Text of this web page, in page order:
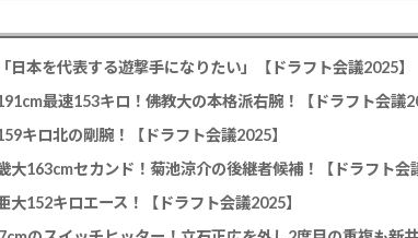
日本を代表する遊撃手になりたい」【ドラフト会議2025】
最速153キロ！佛教大の本格派右腕！【ドラフト会議
キロ北の剛腕！【ドラフト会議2025】
大163cmセカンド！菊池涼介の後継者候補！【ドラフト会
大152キロエース！【ドラフト会議2025】